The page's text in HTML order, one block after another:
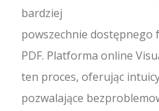
bardziej
powszechnie
PDF. Platforma online
ten proces, oferując
pozwalające